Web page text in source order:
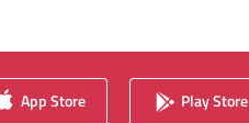
App Store Play Store